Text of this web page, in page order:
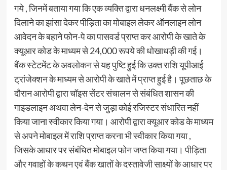
गये , जिनमें बताया गया कि एक व्यक्ति द्वारा धनलक्ष्मी बैंक से लोन
दिलाने का झांसा देकर पीड़िता का मोबाइल लेकर ऑनलाइन लोन
आवेदन के बहाने फोन-पे का पासवर्ड प्राप्त कर आरोपी के खाते के
क्यूआर कोड के माध्यम से 24,000 रूपये की धोखाधड़ी की गई।
बैंक स्टेटमेंट के अवलोकन से यह पुष्टि हुई कि उक्त राशि यूपीआई
ट्रांजेक्शन के माध्यम से आरोपी के खाते में प्राप्त हुई है। पूछताछ के
दौरान आरोपी द्वारा चॉइस सेंटर संचालन से संबंधित शासन की
गाइडलाइन अथवा लेन-देन से जुड़ा कोई रजिस्टर संधारित नहीं
किया जाना स्वीकार किया गया। आरोपी द्वारा क्यूआर कोड के माध्यम
से अपने मोबाइल में राशि प्राप्त करना भी स्वीकार किया गया ,
जिसके आधार पर संबंधित मोबाइल फोन जप्त किया गया। पीड़िता
और गवाहों के कथन एवं बैंक खातों के दस्तावेजी साक्ष्यों के आधार पर